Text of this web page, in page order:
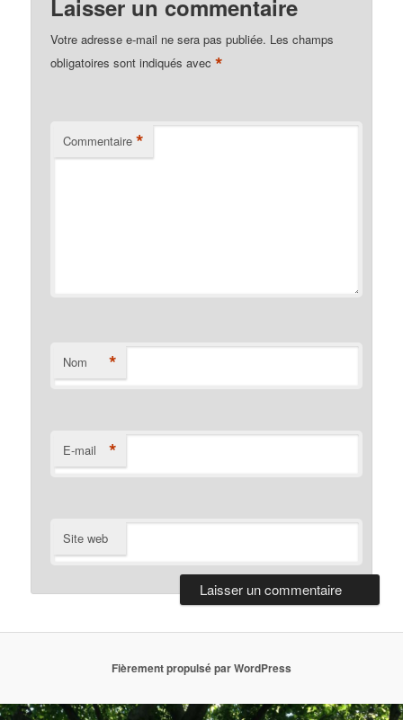
Laisser un commentaire
Votre adresse e-mail ne sera pas publiée. Les champs
obligatoires sont indiqués avec*
Commentaire *
Nom *
E-mail *
Site web
Fièrement propulsé par WordPress